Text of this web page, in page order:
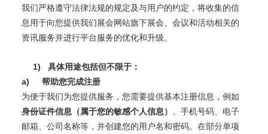
我们严格遵守法律法规的规定及与用户的约定，将收集的信
息用于向您提供我们展会网站旗下展会、会议和活动相关的
资讯服务并进行平台服务的优化和升级。
1) 具体用途包括但不限于：
a)
帮助您完成注册
为便于我们为您提供服务，您需要提供基本注册信息，例如
身份证件信息（属于您的敏感个人信息）
、手机号码、电子
邮箱、公司名称等，并创建您的用户名和密码。在部分单项